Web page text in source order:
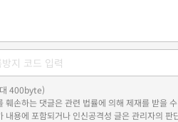
400byte)
손하는 댓글은 관련 법률에 의해 제재를 받을
용에 포함되거나 인신공격성 글은 관리자의 판